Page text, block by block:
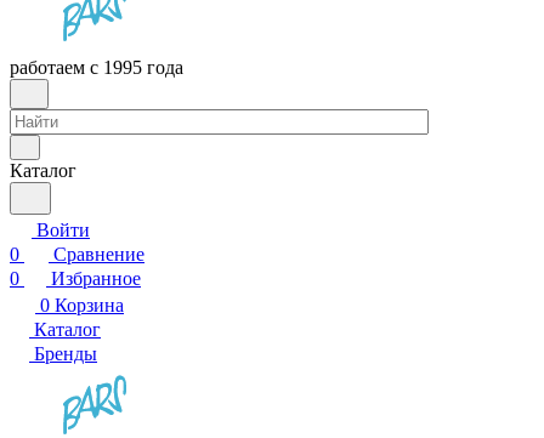
работаем с 1995 года
Каталог
Войти
0
Сравнение
0
Избранное
0 Корзина
Каталог
Бренды